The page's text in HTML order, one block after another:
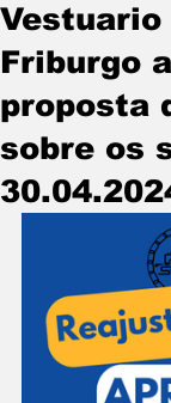
Vestuario
Friburgo
proposta
sobre os